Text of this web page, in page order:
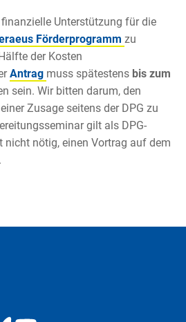
Unterstützung für die
Förderprogramm zu
der Kosten
Antrag muss spätestens bis zum
sein. Wir bitten darum, den
Zusage seitens der DPG zu
gilt als DPG-
nicht nötig, einen Vortrag auf dem